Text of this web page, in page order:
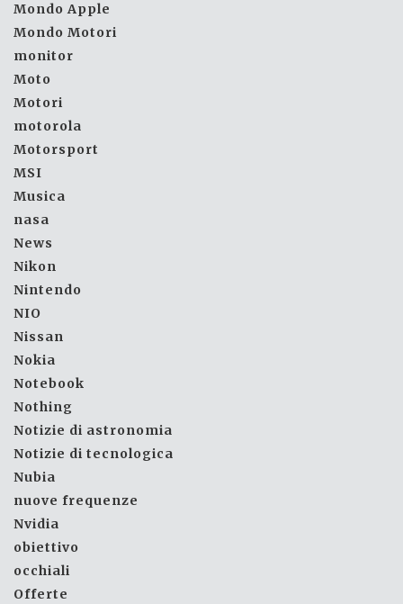
Mondo Apple
Mondo Motori
monitor
Moto
Motori
motorola
Motorsport
MSI
Musica
nasa
News
Nikon
Nintendo
NIO
Nissan
Nokia
Notebook
Nothing
Notizie di astronomia
Notizie di tecnologica
Nubia
nuove frequenze
Nvidia
obiettivo
occhiali
Offerte